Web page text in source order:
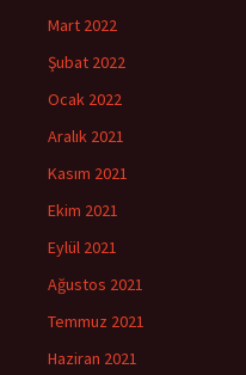
Mart 2022
Şubat 2022
Ocak 2022
Aralık 2021
Kasım 2021
Ekim 2021
Eylül 2021
Ağustos 2021
Temmuz 2021
Haziran 2021